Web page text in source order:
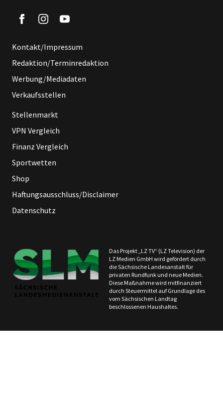
Kontakt/Impressum
Redaktion/Terminredaktion
Werbung/Mediadaten
Verkaufsstellen
Stellenmarkt
VPN Vergleich
Finanz Vergleich
Sportwetten
Shop
Haftungsausschluss/Disclaimer
Datenschutz
Das Projekt „LZ TV“ (LZ Television) der
LZ Medien GmbH wird gefördert durch
die Sächsische Landesanstalt für
privaten Rundfunk und neue Medien.
Diese Maßnahme wird mitfinanziert
durch Steuermittel auf Grundlage des
vom Sächsischen Landtag
beschlossenen Haushaltes.